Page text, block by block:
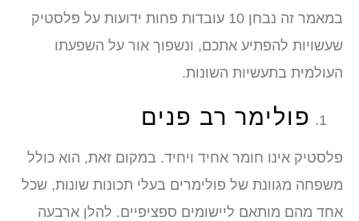
במאמר זה נבחן 10 עובדות פחות ידועות על פלסטיק
שעשויות להפתיע אתכם, ונשפוך אור על השפעתו
העולמית בתעשיות השונות.
פולימר רב פנים
פלסטיק אינו חומר אחיד ויחיד. במקום זאת, הוא כולל
משפחה מגוונת של פולימרים בעלי תכונות שונות, שכל
אחד מהם מותאם ליישומים ספציפיים. להלן ארבעה